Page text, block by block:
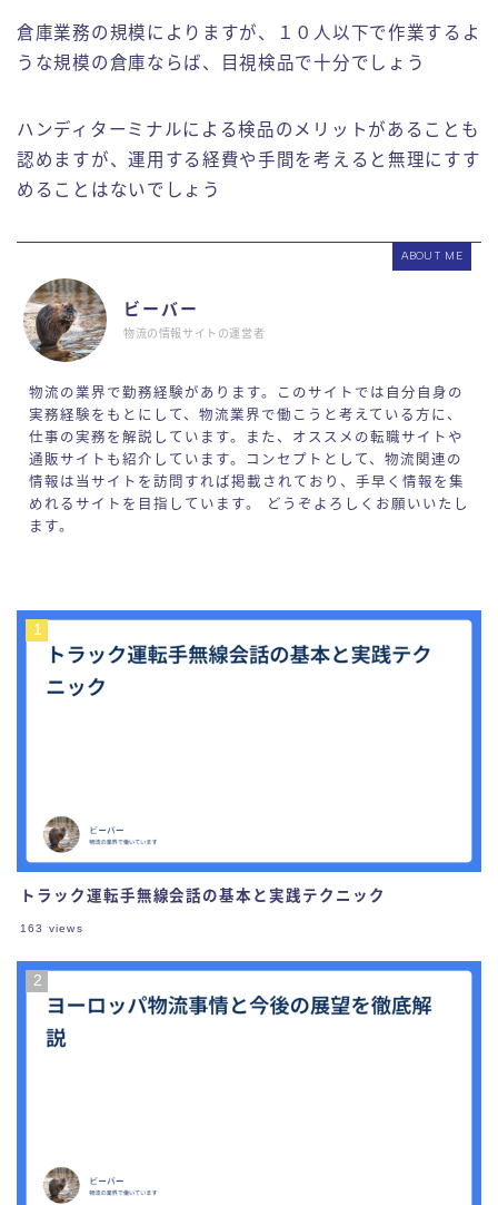
倉庫業務の規模によりますが、１０人以下で作業するよ
うな規模の倉庫ならば、目視検品で十分でしょう
ハンディターミナルによる検品のメリットがあることも
認めますが、運用する経費や手間を考えると無理にすす
めることはないでしょう
ABOUT ME
ビーバー
物流の情報サイトの運営者
物流の業界で勤務経験があります。このサイトでは自分自身の
実務経験をもとにして、物流業界で働こうと考えている方に、
仕事の実務を解説しています。また、オススメの転職サイトや
通販サイトも紹介しています。コンセプトとして、物流関連の
情報は当サイトを訪問すれば掲載されており、手早く情報を集
めれるサイトを目指しています。 どうぞよろしくお願いいたし
ます。
トラック運転手無線会話の基本と実践テクニック
163 views